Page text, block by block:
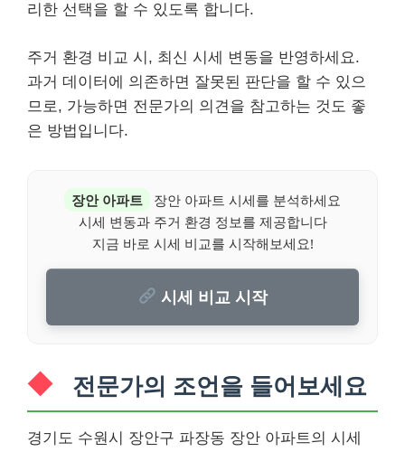
리한 선택을 할 수 있도록 합니다.
주거 환경 비교 시, 최신 시세 변동을 반영하세요.
과거 데이터에 의존하면 잘못된 판단을 할 수 있으
므로, 가능하면 전문가의 의견을 참고하는 것도 좋
은 방법입니다.
장안 아파트
장안 아파트 시세를 분석하세요
시세 변동과 주거 환경 정보를 제공합니다
지금 바로 시세 비교를 시작해보세요!
시세 비교 시작
전문가의 조언을 들어보세요
경기도 수원시 장안구 파장동 장안 아파트의 시세